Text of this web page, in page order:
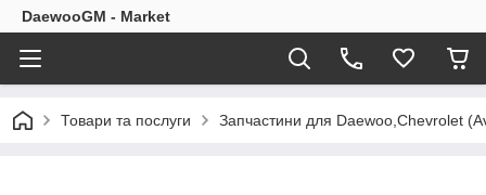
DaewooGM - Market
Товари та послуги Запчастини для Daewoo,Chevrolet